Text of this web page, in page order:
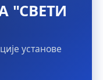
"СВЕТИ
установе